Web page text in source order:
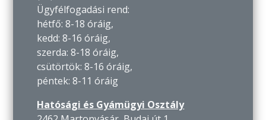
Ügyfélfogadási rend:
hétfő: 8-18 óráig,
kedd: 8-16 óráig,
szerda: 8-18 óráig,
csütörtök: 8-16 óráig,
péntek: 8-11 óráig
Hatósági és Gyámügyi Osztály